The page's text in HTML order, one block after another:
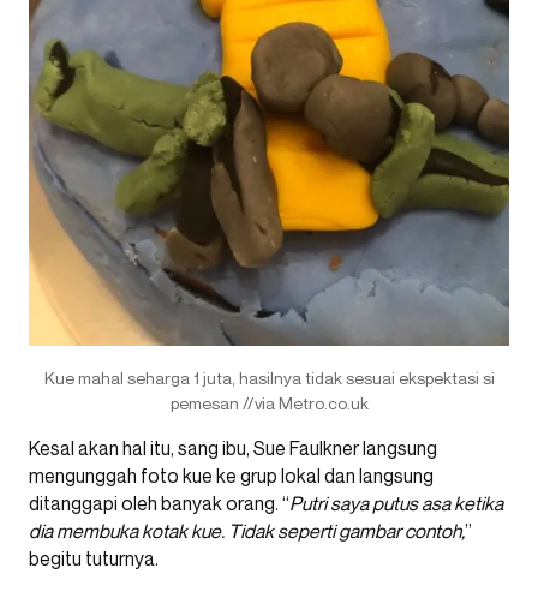
Kue mahal seharga 1 juta, hasilnya tidak sesuai ekspektasi si
pemesan //via Metro.co.uk
Kesal akan hal itu, sang ibu, Sue Faulkner langsung
mengunggah foto kue ke grup lokal dan langsung
ditanggapi oleh banyak orang. “Putri saya putus asa ketika
dia membuka kotak kue. Tidak seperti gambar contoh,”
begitu tuturnya.